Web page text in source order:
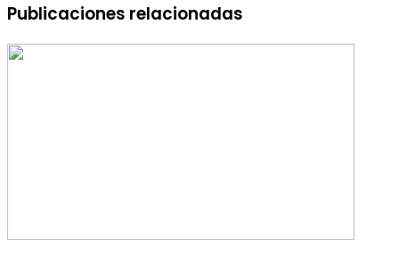
Publicaciones relacionadas